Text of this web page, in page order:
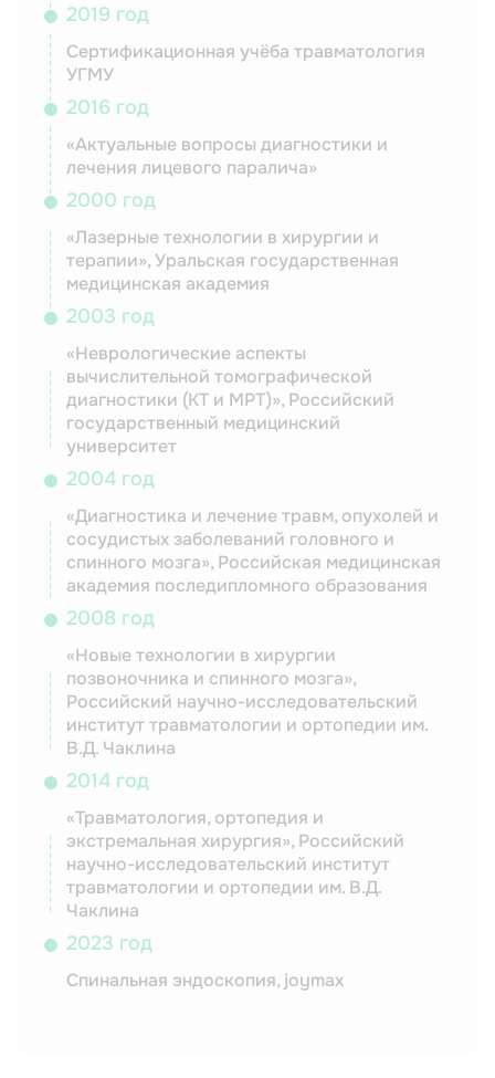
2019 год
Сертификационная учёба травматология
УГМУ
2016 год
«Актуальные вопросы диагностики и
лечения лицевого паралича»
2000 год
«Лазерные технологии в хирургии и
терапии», Уральская государственная
медицинская академия
2003 год
«Неврологические аспекты
вычислительной томографической
диагностики (КТ и МРТ)», Российский
государственный медицинский
университет
2004 год
«Диагностика и лечение травм, опухолей и
сосудистых заболеваний головного и
спинного мозга», Российская медицинская
академия последипломного образования
2008 год
«Новые технологии в хирургии
позвоночника и спинного мозга»,
Российский научно-исследовательский
институт травматологии и ортопедии им.
В.Д. Чаклина
2014 год
«Травматология, ортопедия и
экстремальная хирургия», Российский
научно-исследовательский институт
травматологии и ортопедии им. В.Д.
Чаклина
2023 год
Спинальная эндоскопия, joymax